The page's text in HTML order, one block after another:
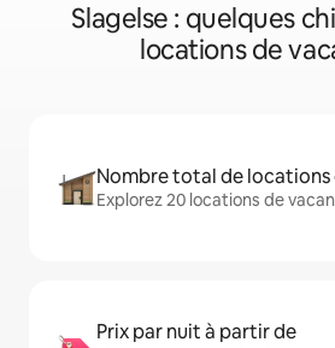
Slagelse : quelques
locations de
Nombre total de locations
Explorez 20 locations de
Prix par nuit à partir de